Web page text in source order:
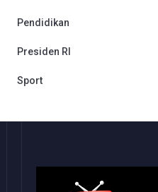
Pendidikan
Presiden RI
Sport